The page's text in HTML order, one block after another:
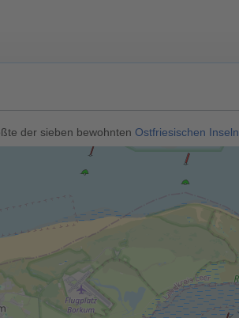
der sieben bewohnten Ostfriesischen Inseln